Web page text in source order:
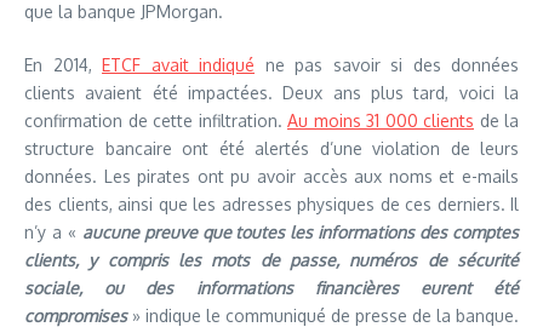
que la banque JPMorgan.
En 2014, ETCF avait indiqué ne pas savoir si des données
clients avaient été impactées. Deux ans plus tard, voici la
confirmation de cette infiltration. Au moins 31 000 clients de la
structure bancaire ont été alertés d’une violation de leurs
données. Les pirates ont pu avoir accès aux noms et e-mails
des clients, ainsi que les adresses physiques de ces derniers. Il
n’y a « aucune preuve que toutes les informations des comptes
clients, y compris les mots de passe, numéros de sécurité
sociale, ou des informations financières eurent été
compromises» indique le communiqué de presse de la banque.